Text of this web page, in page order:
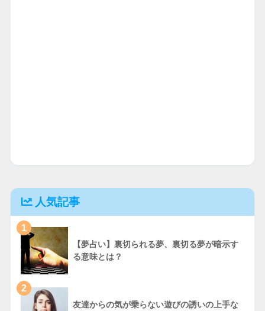
人気記事
1
【夢占い】裏切られる夢、裏切る夢が暗示す
る意味とは？
2
友達からの気が乗らない遊びの誘いの上手な